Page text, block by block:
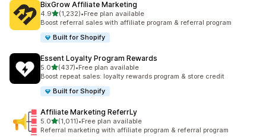
BixGrow Affiliate Marketing
4.9별 5개 중
(1,232)
총 리뷰 1232개
•Free plan available
Boost referral sales with affiliate program & referral program
Built for Shopify
Essent Loyalty Program Rewards
5.0별 5개 중
(437)
총 리뷰 437개
•Free plan available
Boost repeat sales: loyalty rewards program & store credit
Built for Shopify
Affiliate Marketing ReferrLy
5.0별 5개 중
(1,011)
총 리뷰 1011개
•Free plan available
Referral marketing with affiliate program & referral program